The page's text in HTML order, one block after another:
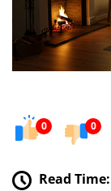
0 0
Read Time: